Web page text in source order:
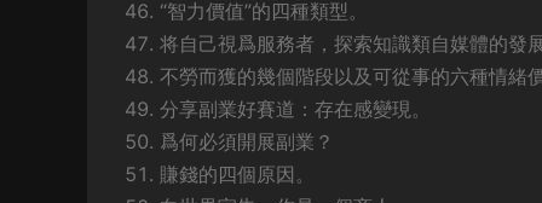
“智力價值”的四種類型。
将自己視爲服務者，探索知識類自媒體的發展
不勞而獲的幾個階段以及可從事的六種情緒
分享副業好賽道：存在感變現。
爲何必須開展副業？
賺錢的四個原因。